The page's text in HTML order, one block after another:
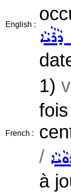
English :
French :
1)
/
à